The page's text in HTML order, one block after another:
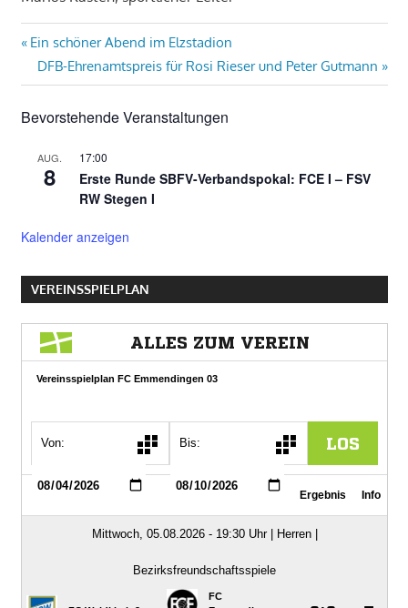
Beitragsnavigation
Vorheriger
Beitrag:
Ein schöner Abend im Elzstadion
Nächster
Beitrag:
DFB-Ehrenamtspreis für Rosi Rieser und Peter Gutmann
Bevorstehende Veranstaltungen
AUG.
8
17:00
Erste Runde SBFV-Verbandspokal: FCE I – FSV
RW Stegen I
Kalender anzeigen
VEREINSSPIELPLAN